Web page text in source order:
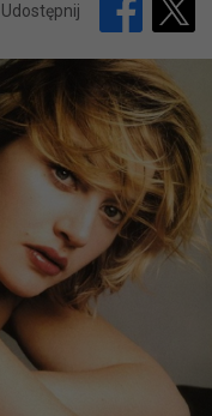
Udostępnij